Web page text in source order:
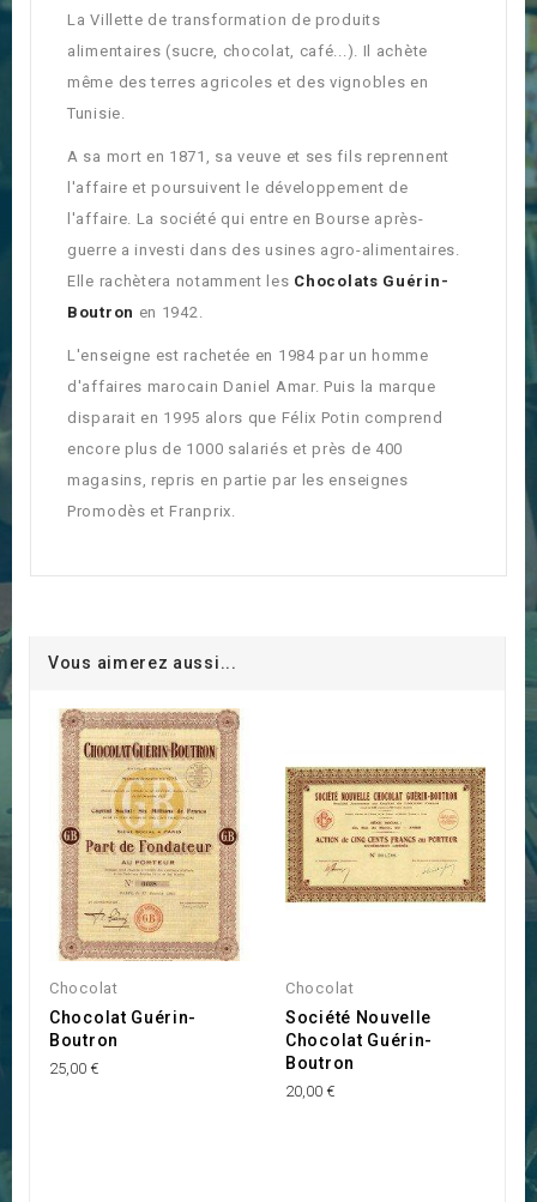
La Villette de transformation de produits
alimentaires (sucre, chocolat, café...). Il achète
même des terres agricoles et des vignobles en
Tunisie.
A sa mort en 1871, sa veuve et ses fils reprennent
l'affaire et poursuivent le développement de
l'affaire. La société qui entre en Bourse après-
guerre a investi dans des usines agro-alimentaires.
Elle rachètera notamment les Chocolats Guérin-
Boutron en 1942.
L'enseigne est rachetée en 1984 par un homme
d'affaires marocain Daniel Amar. Puis la marque
disparait en 1995 alors que Félix Potin comprend
encore plus de 1000 salariés et près de 400
magasins, repris en partie par les enseignes
Promodès et Franprix.
Vous aimerez aussi...
Chocolat
Chocolat Guérin-
Boutron
25,00 €
Chocolat
Société Nouvelle
Chocolat Guérin-
Boutron
20,00 €